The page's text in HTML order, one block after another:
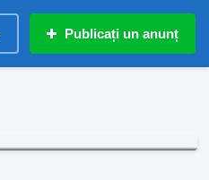
Publicați un anunț